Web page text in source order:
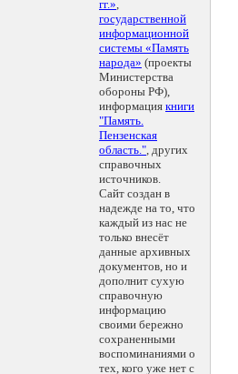
гг.»,
государственной
информационной
системы «Память
народа» (проекты
Министерства
обороны РФ),
информация книги
"Память.
Пензенская
область.", других
справочных
источников.
Сайт создан в
надежде на то, что
каждый из нас не
только внесёт
данные архивных
документов, но и
дополнит сухую
справочную
информацию
своими бережно
сохраненными
воспоминаниями о
тех, кого уже нет с